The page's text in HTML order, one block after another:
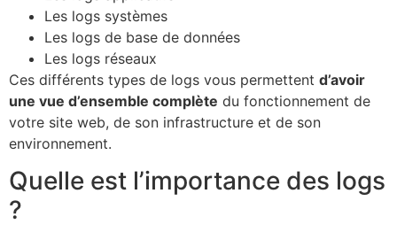
Les logs systèmes
Les logs de base de données
Les logs réseaux
Ces différents types de logs vous permettent d’avoir
une vue d’ensemble complète du fonctionnement de
votre site web, de son infrastructure et de son
environnement.
Quelle est l’importance des logs
?